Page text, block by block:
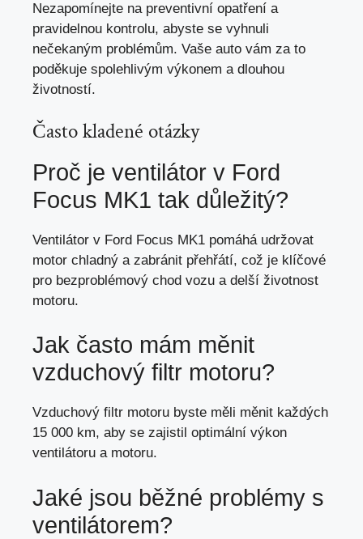
Nezapomínejte na preventivní opatření a
pravidelnou kontrolu, abyste se vyhnuli
nečekaným problémům. Vaše auto vám za to
poděkuje spolehlivým výkonem a dlouhou
životností.
Často kladené otázky
Proč je ventilátor v Ford
Focus MK1 tak důležitý?
Ventilátor v Ford Focus MK1 pomáhá udržovat
motor chladný a zabránit přehřátí, což je klíčové
pro bezproblémový chod vozu a delší životnost
motoru.
Jak často mám měnit
vzduchový filtr motoru?
Vzduchový filtr motoru byste měli měnit každých
15 000 km, aby se zajistil optimální výkon
ventilátoru a motoru.
Jaké jsou běžné problémy s
ventilátorem?